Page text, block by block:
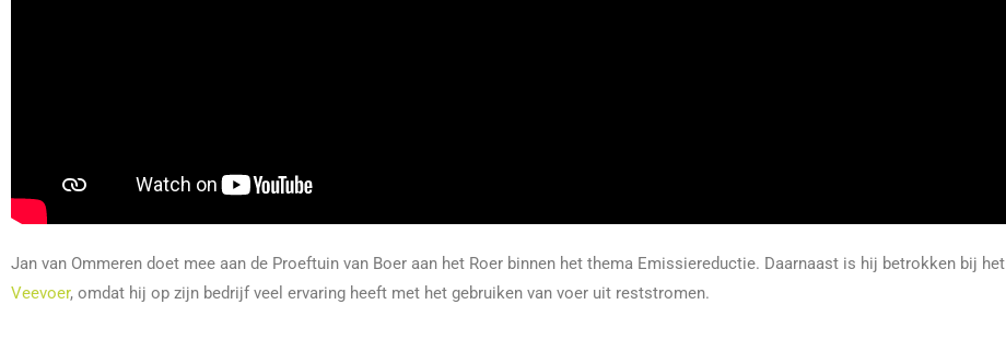
Jan van Ommeren doet mee aan de Proeftuin van Boer aan het Roer binnen het thema Emissiereductie. Daarnaast is hij betrokken bij het
Veevoer, omdat hij op zijn bedrijf veel ervaring heeft met het gebruiken van voer uit reststromen.